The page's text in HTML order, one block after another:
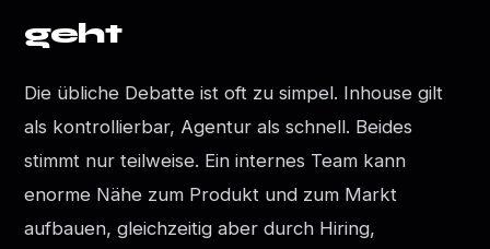
geht
Die übliche Debatte ist oft zu simpel. Inhouse gilt
als kontrollierbar, Agentur als schnell. Beides
stimmt nur teilweise. Ein internes Team kann
enorme Nähe zum Produkt und zum Markt
aufbauen, gleichzeitig aber durch Hiring,